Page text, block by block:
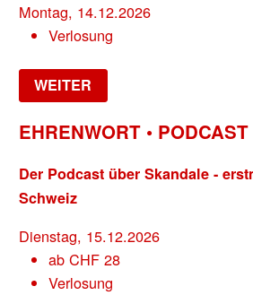
Montag, 14.12.2026
Verlosung
WEITER
EHRENWORT • PODCAST
Der Podcast über Skandale -
Schweiz
Dienstag, 15.12.2026
ab CHF28
Verlosung